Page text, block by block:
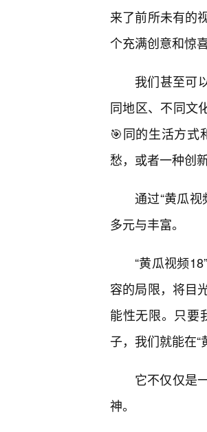
来了前所未有的
个充满创意和惊
我们甚至可
同地区、不同文
🎯同的生活方式
愁，或者一种创
通过“黄瓜
多元与丰富。
“黄瓜视频
容的局限，将目
能性无限。只要
子，我们就能在“
它不仅仅是
神。